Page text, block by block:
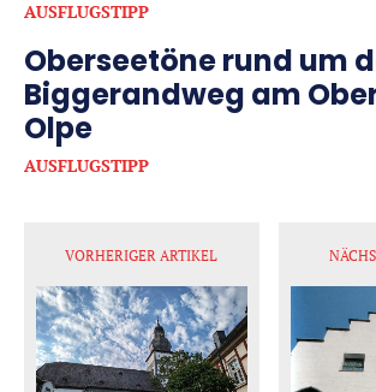
AUSFLUGSTIPP
Oberseetöne rund um
Biggerandweg am
Olpe
AUSFLUGSTIPP
VORHERIGER ARTIKEL